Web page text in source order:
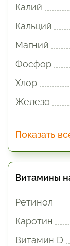
Калий
Кальций
Магний
Фосфор
Хлор
Железо
Показать
Витамины
Ретинол
Каротин
Витамин D